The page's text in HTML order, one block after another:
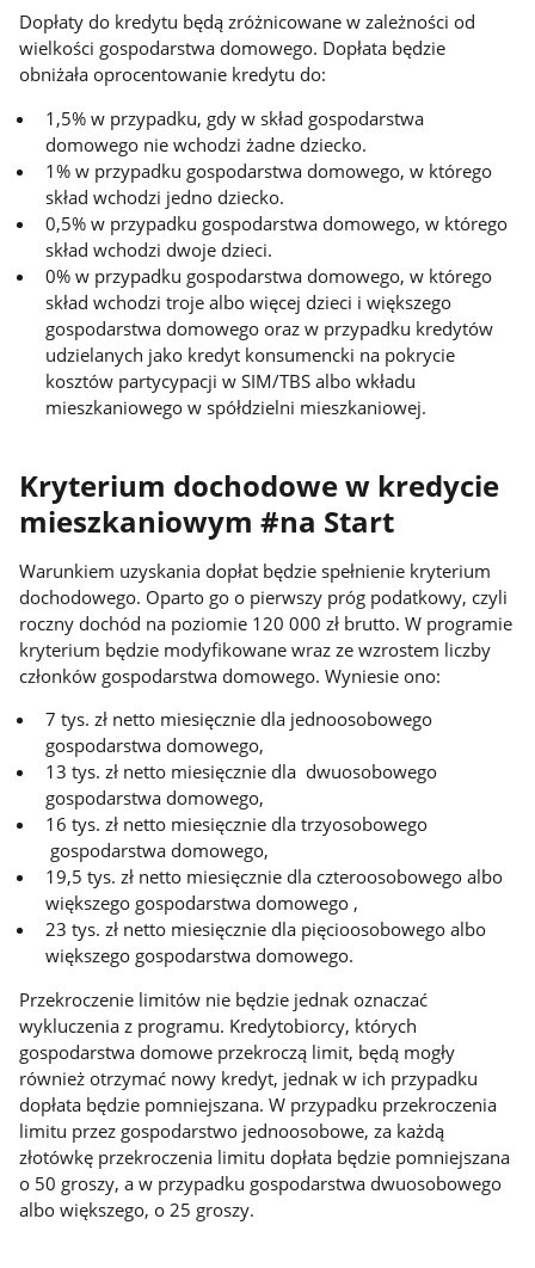
Dopłaty do kredytu będą zróżnicowane w zależności od
wielkości gospodarstwa domowego. Dopłata będzie
obniżała oprocentowanie kredytu do:
1,5% w przypadku, gdy w skład gospodarstwa
domowego nie wchodzi żadne dziecko.
1% w przypadku gospodarstwa domowego, w którego
skład wchodzi jedno dziecko.
0,5% w przypadku gospodarstwa domowego, w którego
skład wchodzi dwoje dzieci.
0% w przypadku gospodarstwa domowego, w którego
skład wchodzi troje albo więcej dzieci i większego
gospodarstwa domowego oraz w przypadku kredytów
udzielanych jako kredyt konsumencki na pokrycie
kosztów partycypacji w SIM/TBS albo wkładu
mieszkaniowego w spółdzielni mieszkaniowej.
Kryterium dochodowe w kredycie
mieszkaniowym #na Start
Warunkiem uzyskania dopłat będzie spełnienie kryterium
dochodowego. Oparto go o pierwszy próg podatkowy, czyli
roczny dochód na poziomie 120 000 zł brutto. W programie
kryterium będzie modyfikowane wraz ze wzrostem liczby
członków gospodarstwa domowego. Wyniesie ono:
7 tys. zł netto miesięcznie dla jednoosobowego
gospodarstwa domowego,
13 tys. zł netto miesięcznie dla dwuosobowego
gospodarstwa domowego,
16 tys. zł netto miesięcznie dla trzyosobowego
gospodarstwa domowego,
19,5 tys. zł netto miesięcznie dla czteroosobowego albo
większego gospodarstwa domowego ,
23 tys. zł netto miesięcznie dla pięcioosobowego albo
większego gospodarstwa domowego.
Przekroczenie limitów nie będzie jednak oznaczać
wykluczenia z programu. Kredytobiorcy, których
gospodarstwa domowe przekroczą limit, będą mogły
również otrzymać nowy kredyt, jednak w ich przypadku
dopłata będzie pomniejszana. W przypadku przekroczenia
limitu przez gospodarstwo jednoosobowe, za każdą
złotówkę przekroczenia limitu dopłata będzie pomniejszana
o 50 groszy, a w przypadku gospodarstwa dwuosobowego
albo większego, o 25 groszy.